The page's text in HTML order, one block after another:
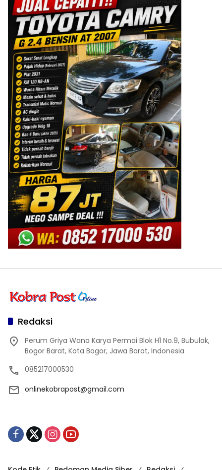
Redaksi
Perum Griya Wana Karya Permai Blok H1 No.9, Bubulak,
Bogor Barat, Kota Bogor, Jawa Barat, Indonesia
085217000530
onlinekobrapost@gmail.com